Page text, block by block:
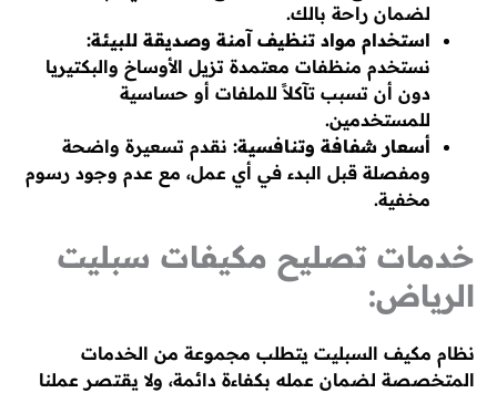
لضمان راحة بالك.
استخدام مواد تنظيف آمنة وصديقة للبيئة:
نستخدم منظفات معتمدة تزيل الأوساخ والبكتيريا
دون أن تسبب تآكلاً للملفات أو حساسية
للمستخدمين.
أسعار شفافة وتنافسية: نقدم تسعيرة واضحة
ومفصلة قبل البدء في أي عمل، مع عدم وجود رسوم
مخفية.
خدمات تصليح مكيفات سبليت
الرياض:
نظام مكيف السبليت يتطلب مجموعة من الخدمات
المتخصصة لضمان عمله بكفاءة دائمة، ولا يقتصر عملنا